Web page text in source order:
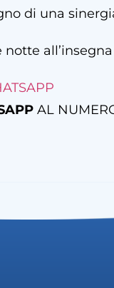
di una
AL